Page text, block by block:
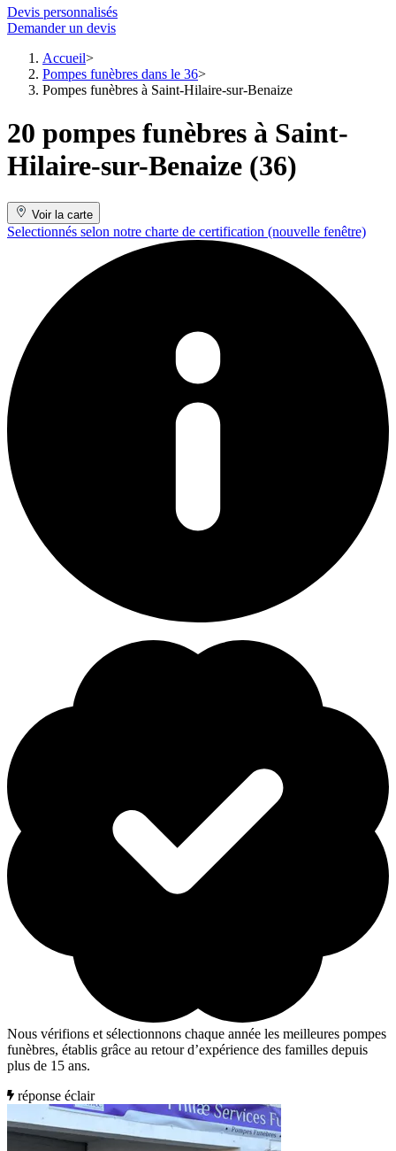
Devis personnalisés
Demander un devis
Accueil
Pompes funèbres dans le 36
Pompes funèbres à Saint-Hilaire-sur-Benaize
20 pompes funèbres à Saint-
Hilaire-sur-Benaize (36)
Voir la carte
Selectionnés selon notre charte de certification (nouvelle fenêtre)
Nous vérifions et sélectionnons chaque année les meilleures pompes
funèbres, établis grâce au retour d’expérience des familles depuis
plus de 15 ans.
réponse éclair